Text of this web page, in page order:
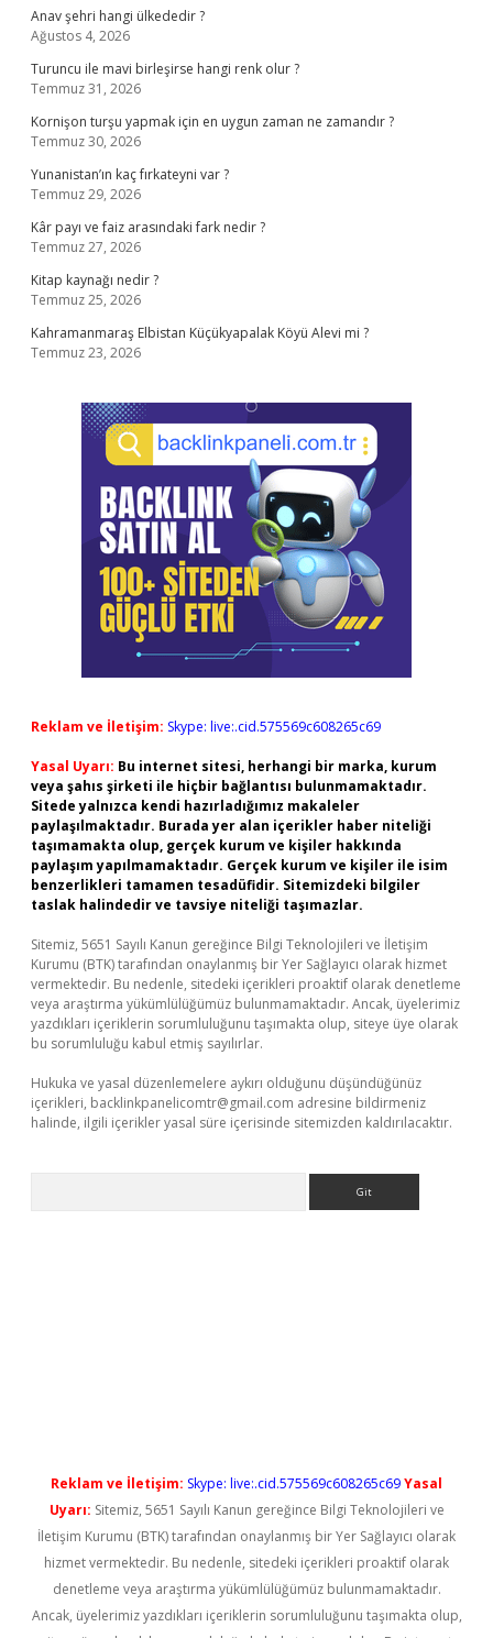
Anav şehri hangi ülkededir ?
Ağustos 4, 2026
Turuncu ile mavi birleşirse hangi renk olur ?
Temmuz 31, 2026
Kornişon turşu yapmak için en uygun zaman ne zamandır ?
Temmuz 30, 2026
Yunanistan’ın kaç fırkateyni var ?
Temmuz 29, 2026
Kâr payı ve faiz arasındaki fark nedir ?
Temmuz 27, 2026
Kitap kaynağı nedir ?
Temmuz 25, 2026
Kahramanmaraş Elbistan Küçükyapalak Köyü Alevi mi ?
Temmuz 23, 2026
Reklam ve İletişim: Skype: live:.cid.575569c608265c69
Yasal Uyarı: Bu internet sitesi, herhangi bir marka, kurum
veya şahıs şirketi ile hiçbir bağlantısı bulunmamaktadır.
Sitede yalnızca kendi hazırladığımız makaleler
paylaşılmaktadır. Burada yer alan içerikler haber niteliği
taşımamakta olup, gerçek kurum ve kişiler hakkında
paylaşım yapılmamaktadır. Gerçek kurum ve kişiler ile isim
benzerlikleri tamamen tesadüfidir. Sitemizdeki bilgiler
taslak halindedir ve tavsiye niteliği taşımazlar.
Sitemiz, 5651 Sayılı Kanun gereğince Bilgi Teknolojileri ve İletişim
Kurumu (BTK) tarafından onaylanmış bir Yer Sağlayıcı olarak hizmet
vermektedir. Bu nedenle, sitedeki içerikleri proaktif olarak denetleme
veya araştırma yükümlülüğümüz bulunmamaktadır. Ancak, üyelerimiz
yazdıkları içeriklerin sorumluluğunu taşımakta olup, siteye üye olarak
bu sorumluluğu kabul etmiş sayılırlar.
Hukuka ve yasal düzenlemelere aykırı olduğunu düşündüğünüz
içerikleri, backlinkpanelicomtr@gmail.com adresine bildirmeniz
halinde, ilgili içerikler yasal süre içerisinde sitemizden kaldırılacaktır.
Reklam ve İletişim: Skype: live:.cid.575569c608265c69Yasal
Uyarı: Sitemiz, 5651 Sayılı Kanun gereğince Bilgi Teknolojileri ve
İletişim Kurumu (BTK) tarafından onaylanmış bir Yer Sağlayıcı olarak
hizmet vermektedir. Bu nedenle, sitedeki içerikleri proaktif olarak
denetleme veya araştırma yükümlülüğümüz bulunmamaktadır.
Ancak, üyelerimiz yazdıkları içeriklerin sorumluluğunu taşımakta olup,